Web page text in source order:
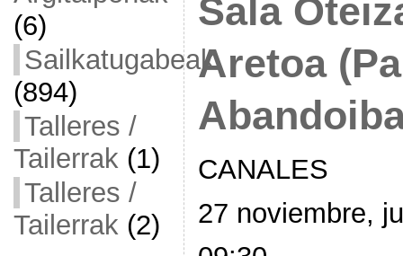
(6)
Sailkatugabeak
(894)
Talleres /
Tailerrak(1)
Talleres /
Tailerrak(2)
Sala
Aretoa
CANALES
27 noviembre,